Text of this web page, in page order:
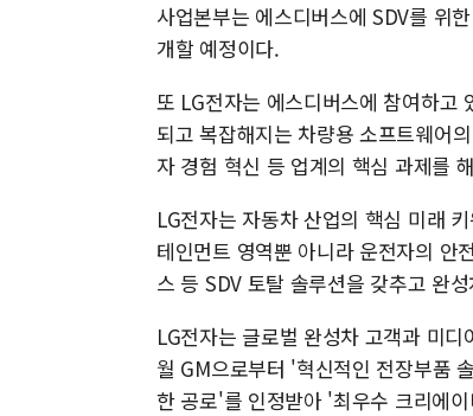
사업본부는 에스디버스에 SDV를 위
개할 예정이다.
또 LG전자는 에스디버스에 참여하고
되고 복잡해지는 차량용 소프트웨어
자 경험 혁신 등 업계의 핵심 과제를
LG전자는 자동차 산업의 핵심 미래
테인먼트 영역뿐 아니라 운전자의 안
스 등 SDV 토탈 솔루션을 갖추고 완
LG전자는 글로벌 완성차 고객과 미
월 GM으로부터 '혁신적인 전장부품
한 공로'를 인정받아 '최우수 크리에